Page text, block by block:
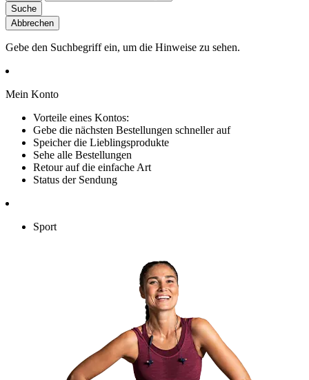
Suche
Abbrechen
Gebe den Suchbegriff ein, um die Hinweise zu sehen.
Mein Konto
Vorteile eines Kontos:
Gebe die nächsten Bestellungen schneller auf
Speicher die Lieblingsprodukte
Sehe alle Bestellungen
Retour auf die einfache Art
Status der Sendung
Sport